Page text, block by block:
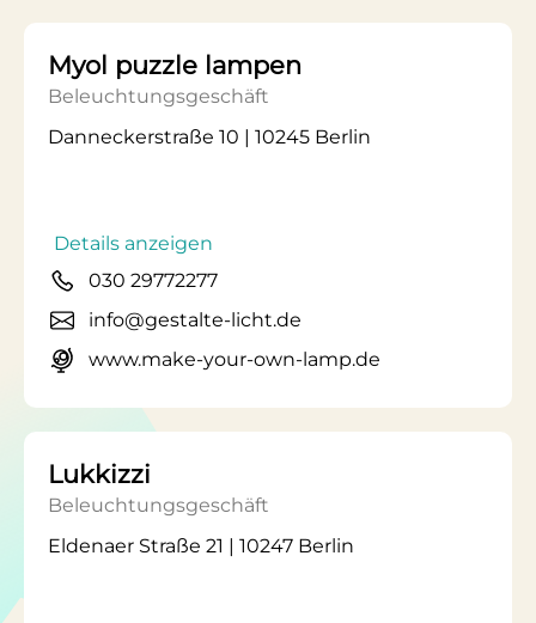
Myol puzzle lampen
Beleuchtungsgeschäft
Danneckerstraße 10 | 10245 Berlin
Details anzeigen
030 29772277
info@gestalte-licht.de
www.make-your-own-lamp.de
Lukkizzi
Beleuchtungsgeschäft
Eldenaer Straße 21 | 10247 Berlin